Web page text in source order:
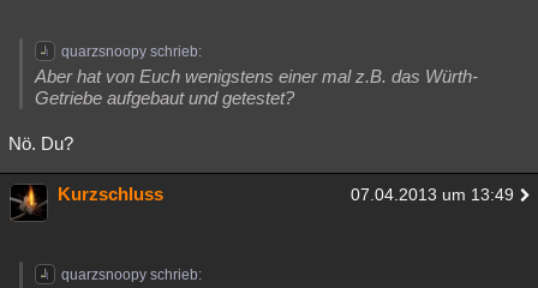
Natur Umfragen Unterhaltung
weitere Rubriken
Philosophie
Astronomie Helpdesk Gaming Filme
Übersichten
quarzsnoopy schrieb:
Aber hat von Euch wenigstens einer mal z.B. das Würth-
Getriebe aufgebaut und getestet?
Nö. Du?
Kurzschluss 07.04.2013 um 13:49
quarzsnoopy schrieb: